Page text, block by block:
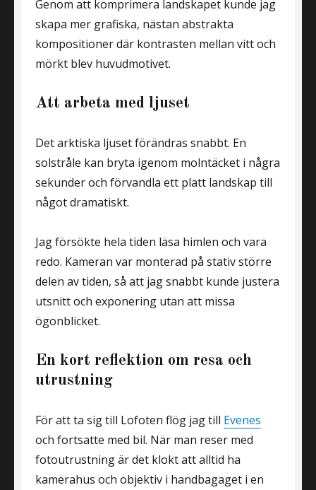
Genom att komprimera landskapet kunde jag
skapa mer grafiska, nästan abstrakta
kompositioner där kontrasten mellan vitt och
mörkt blev huvudmotivet.
Att arbeta med ljuset
Det arktiska ljuset förändras snabbt. En
solstråle kan bryta igenom molntäcket i några
sekunder och förvandla ett platt landskap till
något dramatiskt.
Jag försökte hela tiden läsa himlen och vara
redo. Kameran var monterad på stativ större
delen av tiden, så att jag snabbt kunde justera
utsnitt och exponering utan att missa
ögonblicket.
En kort reflektion om resa och
utrustning
För att ta sig till Lofoten flög jag till Evenes
och fortsatte med bil. När man reser med
fotoutrustning är det klokt att alltid ha
kamerahus och objektiv i handbagaget i en